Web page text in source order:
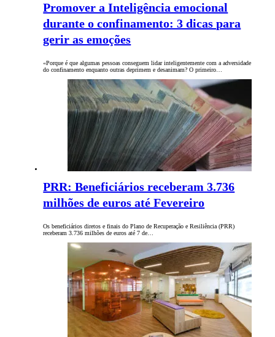
Promover a Inteligência emocional
durante o confinamento: 3 dicas para
gerir as emoções
«Porque é que algumas pessoas conseguem lidar inteligentemente com a adversidade
do confinamento enquanto outras deprimem e desanimam? O primeiro…
PRR: Beneficiários receberam 3.736
milhões de euros até Fevereiro
Os beneficiários diretos e finais do Plano de Recuperação e Resiliência (PRR)
receberam 3.736 milhões de euros até 7 de…